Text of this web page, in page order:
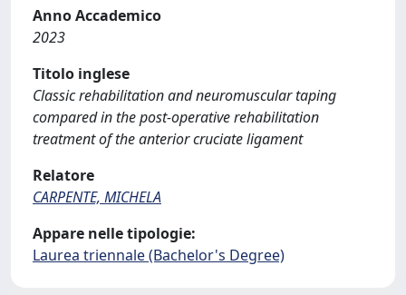
Anno Accademico
2023
Titolo inglese
Classic rehabilitation and neuromuscular taping
compared in the post-operative rehabilitation
treatment of the anterior cruciate ligament
Relatore
CARPENTE, MICHELA
Appare nelle tipologie:
Laurea triennale (Bachelor's Degree)